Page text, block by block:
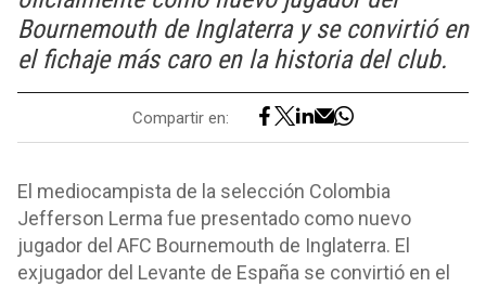
Bournemouth de Inglaterra y se convirtió en
el fichaje más caro en la historia del club.
Compartir en:
El mediocampista de la selección Colombia
Jefferson Lerma fue presentado como nuevo
jugador del AFC Bournemouth de Inglaterra. El
exjugador del Levante de España se convirtió en el